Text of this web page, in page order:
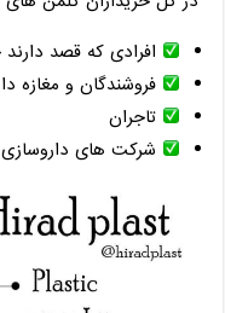
افرادی که قصد
فروشندگان و مغازه
تاجران
شرکت های